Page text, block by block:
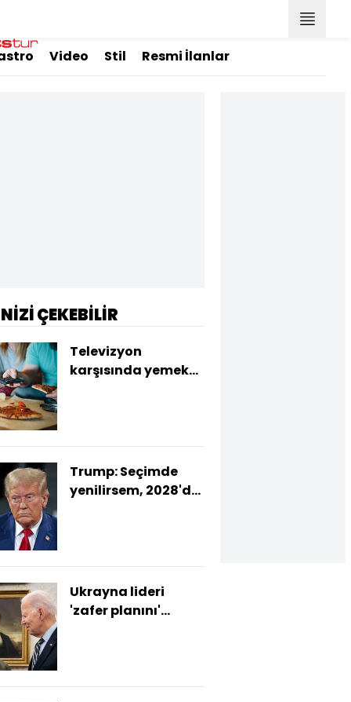
Video Stil Resmi İlanlar
ÇEKEBİLİR
Televizyon
karşısında yemek
Trump: Seçimde
yenilirsem, 2028'de
Ukrayna lideri
'zafer planını'